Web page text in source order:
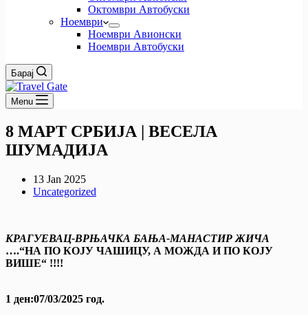
Октомври Автобуски
Ноември
Ноември Авионски
Ноември Автобуски
Барај
Menu
8 МАРТ СРБИЈА | ВЕСЕЛА
ШУМАДИЈА
13 Jan 2025
Uncategorized
КРАГУЕВАЦ-ВРЊАЧКА БАЊА-МАНАСТИР ЖИЧА
….“НА ПО КОЈУ ЧАШИЦУ, А МОЖДА И ПО КОЈУ
ВИШЕ“ !!!!
1 ден:07/03/2025 год.